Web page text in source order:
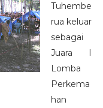
Tuhembe
rua keluar
sebagai
Juara I
Lomba
Perkema
han